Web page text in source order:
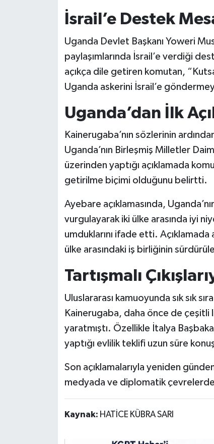
İsrail’e Destek
Uganda Devlet Başkanı Yoweri
paylaşımlarında İsrail’e verdiği
açıkça dile getiren komutan,
Uganda askerini İsrail’e
Uganda’dan İlk
Kainerugaba’nın sözlerinin
Uganda’nın Birleşmiş Milletler
üzerinden yaptığı açıklamada
getirilme biçimi olduğunu belirtti.
Ayebare açıklamasında,
vurgulayarak iki ülke arasında iyi
umduklarını ifade etti.
ülke arasındaki iş birliğinin
Tartışmalı
Uluslararası kamuoyunda sık sık
Kainerugaba, daha önce de çeşitli
yaratmıştı. Özellikle İtalya
yaptığı evlilik teklifi uzun süre
Son açıklamalarıyla yeniden
medyada ve diplomatik çevrelerde
Kaynak: HATİCE KÜBRA SARI